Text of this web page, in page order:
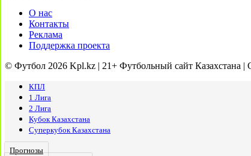
О нас
Контакты
Реклама
Поддержка проекта
© Футбол 2026 Kpl.kz | 21+ Футбольный сайт Казахстана |
КПЛ
1 Лига
2 Лига
Кубок Казахстана
Суперкубок Казахстана
Прогнозы